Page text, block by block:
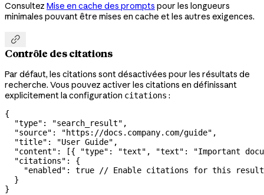
Consultez Mise en cache des prompts pour les longueurs
minimales pouvant être mises en cache et les autres exigences.

Contrôle des citations
Par défaut, les citations sont désactivées pour les résultats de
recherche. Vous pouvez activer les citations en définissant
explicitement la configuration citations :
{
  "type"
: "search_result" ,
  "source"
: "https://docs.company.com/guide" ,
  "title"
: "User Guide" ,
  "content"
: [{ "type" : "text" , "text" :
"Important
  "citations"
: {
    "enabled"
: true // Enable citations for this result
  }
}